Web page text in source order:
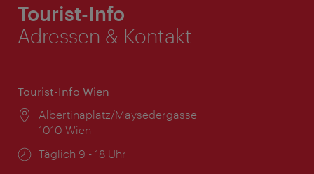
Tourist-Info
Adressen & Kontakt
Tourist-Info Wien
Ort:
Albertinaplatz/Maysedergasse
1010 Wien
Öffnungszeiten:
Täglich 9 - 18 Uhr